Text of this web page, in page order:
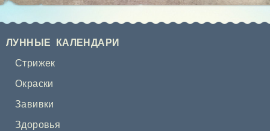
ЛУННЫЕ КАЛЕНДАРИ
Стрижек
Окраски
Завивки
Здоровья